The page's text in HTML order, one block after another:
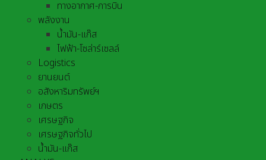
ทางอากาศ-การบิน
พลังงาน
น้ำมัน-แก๊ส
ไฟฟ้า-โซล่าร์เซลล์
Logistics
ยานยนต์
อสังหาริมทรัพย์ฯ
เกษตร
เศรษฐกิจ
เศรษฐกิจทั่วไป
น้ำมัน-แก๊ส